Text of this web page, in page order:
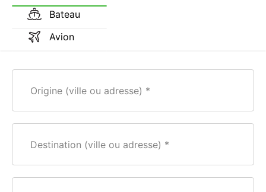
Bateau
Avion
Origine (ville ou adresse)
Destination (ville ou adresse)